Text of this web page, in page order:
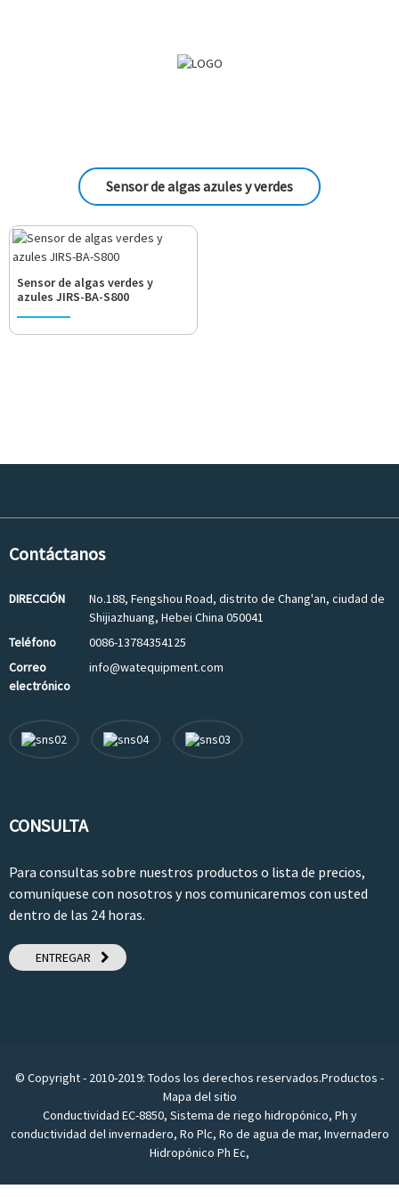
Sensor de algas azules y verdes
Sensor de algas verdes y
azules JIRS-BA-S800
Contáctanos
DIRECCIÓN
No.188, Fengshou Road, distrito de Chang'an, ciudad de
Shijiazhuang, Hebei China 050041
Teléfono
0086-13784354125
Correo
electrónico
info@watequipment.com
CONSULTA
Para consultas sobre nuestros productos o lista de precios,
comuníquese con nosotros y nos comunicaremos con usted
dentro de las 24 horas.
ENTREGAR
© Copyright - 2010-2019: Todos los derechos reservados.Productos -
Mapa del sitio
Conductividad EC-8850, Sistema de riego hidropónico, Ph y
conductividad del invernadero, Ro Plc, Ro de agua de mar, Invernadero
Hidropónico Ph Ec,